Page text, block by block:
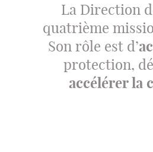
La Direction
quatrième
Son rôle est d’
protection,
accélérer la